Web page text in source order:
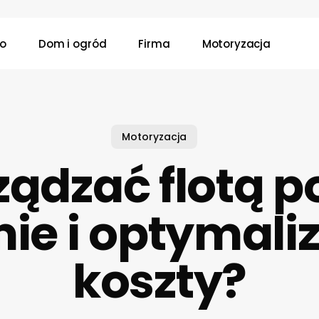
Dom i ogród Firma Motoryzacja
Motoryzacja
flotą
i
koszty?